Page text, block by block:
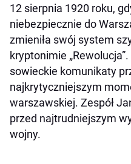
12 sierpnia 1920 roku,
niebezpiecznie do
zmieniła swój system
kryptonimie
sowieckie komunikaty
najkrytyczniejszym
warszawskiej. Zespół
przed najtrudniejszym
wojny.